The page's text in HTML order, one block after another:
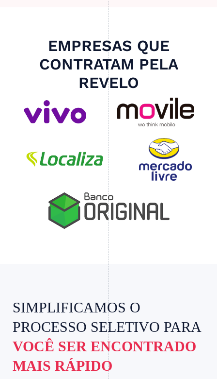
EMPRESAS QUE
CONTRATAM PELA
REVELO
SIMPLIFICAMOS O
PROCESSO SELETIVO PARA
VOCÊ SER ENCONTRADO
MAIS RÁPIDO